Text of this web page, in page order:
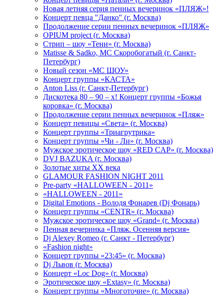
Новая летняя серия пенных вечеринок «ПЛЯЖ»!
Концерт певца "Данко" (г. Москва)
Продолжение серии пенных вечеринок «ПЛЯЖ»
OPIUM project (г. Москва)
Стрип – шоу «Тени» (г. Москва)
Matissе & Sadko, MC Скоробогатый (г. Санкт-
Петербург)
Новый сезон «МС ШОУ»
Концерт группы «КАСТА»
Anton Liss (г. Санкт-Петербург)
Дискотека 80 – 90 – х! Концерт группы «Божья
коровка» (г. Москва)
Продолжение серии пенных вечеринок «Пляж»
Концерт певицы «Света» (г. Москва)
Концерт группы «Триагрутрика»
Концерт группы «Чи - Ли» (г. Москва)
Мужское эротическое шоу «RED CAP» (г. Москва)
DVJ BAZUKA (г. Москва)
Золотые хиты XX века
GLAMOUR FASHION NIGHT 2011
Pre-party «HALLOWEEN - 2011»
«HALLOWEEN - 2011»
Digital Emotions - Володя Фонарев (Dj Фонарь)
Концерт группы «CENTR» (г. Москва)
Мужское эротическое шоу «Grand» (г. Москва)
Пенная вечеринка «Пляж. Осенняя версия»
Dj Alexey Romeo (г. Санкт - Петербург)
«Fashion night»
Концерт группы «23:45» (г. Москва)
Dj Львов (г. Москва)
Концерт «Loc Dog» (г. Москва)
Эротическое шоу «Extasy» (г. Москва)
Концерт группы «Многоточие» (г. Москва)